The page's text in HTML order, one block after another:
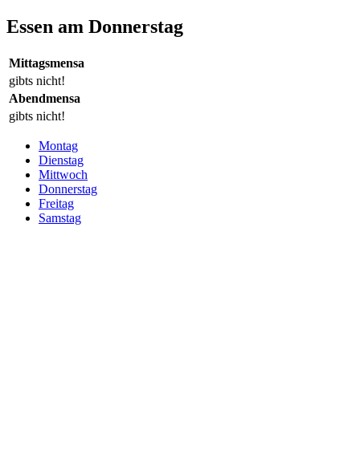
Essen am Donnerstag
Mittagsmensa
gibts nicht!
Abendmensa
gibts nicht!
Montag
Dienstag
Mittwoch
Donnerstag
Freitag
Samstag